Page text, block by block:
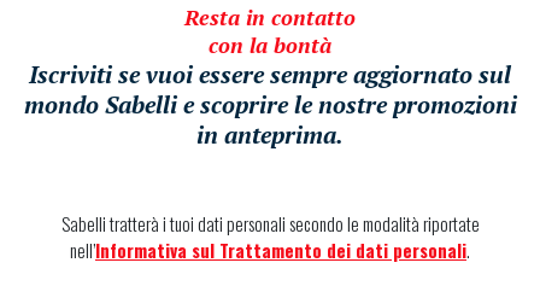
Resta in contatto
con la bontà
Iscriviti se vuoi essere sempre aggiornato sul
mondo Sabelli e scoprire le nostre promozioni
in anteprima.
Sabelli tratterà i tuoi dati personali secondo le modalità riportate
nell’Informativa sul Trattamento dei dati personali.